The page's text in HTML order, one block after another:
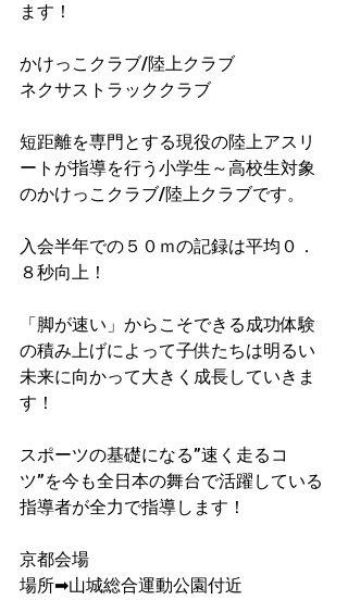
ます！
かけっこクラブ/陸上クラブ
ネクサストラッククラブ
短距離を専門とする現役の陸上アスリ
ートが指導を行う小学生～高校生対象
のかけっこクラブ/陸上クラブです。
入会半年での５０ｍの記録は平均０．
８秒向上！​
「脚が速い」からこそできる成功体験
の積み上げによって子供たちは明るい
未来に向かって大きく成長していきま
す！
スポーツの基礎になる”速く走るコ
ツ”を今も全日本の舞台で活躍している
指導者が​全力で指導します！
京都会場
場所➡山城総合運動公園付近